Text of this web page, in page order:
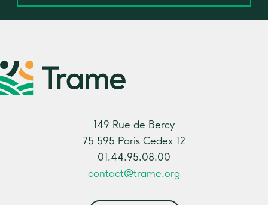
149 Rue de Bercy
75 595 Paris Cedex 12
01.44.95.08.00
contact@trame.org